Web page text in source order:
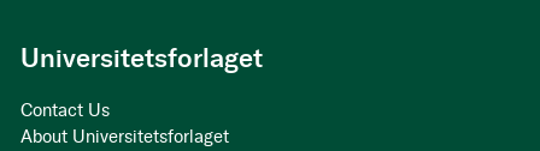
Universitetsforlaget
Contact Us
About Universitetsforlaget